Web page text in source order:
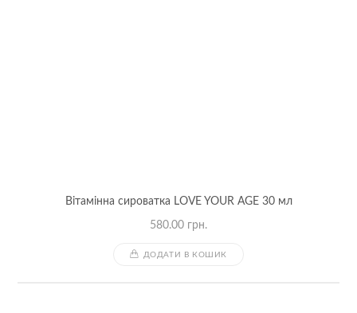
Вітамінна сироватка LOVE YOUR AGE 30 мл
580.00 грн.
ДОДАТИ В КОШИК